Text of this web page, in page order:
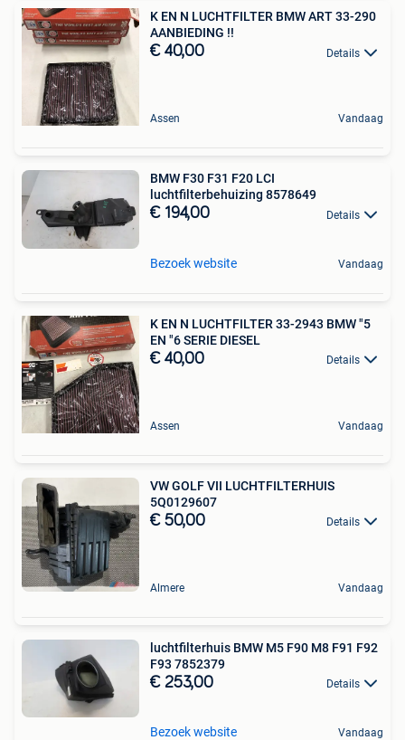
K EN N LUCHTFILTER BMW ART 33-290
AANBIEDING !!
€ 40,00 Details
Assen Vandaag
BMW F30 F31 F20 LCI
luchtfilterbehuizing 8578649
€ 194,00 Details
Bezoek website Vandaag
K EN N LUCHTFILTER 33-2943 BMW "5
EN "6 SERIE DIESEL
€ 40,00 Details
Assen Vandaag
VW GOLF VII LUCHTFILTERHUIS
5Q0129607
€ 50,00 Details
Almere Vandaag
luchtfilterhuis BMW M5 F90 M8 F91 F92
F93 7852379
€ 253,00 Details
Bezoek website Vandaag